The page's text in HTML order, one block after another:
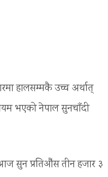
हालसम्मकै उच्च अर्थात्
भएको नेपाल सुनचाँदी
आज सुन प्रतिऔंस तीन हजार ३